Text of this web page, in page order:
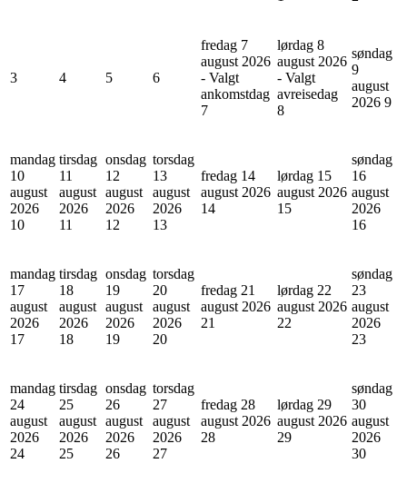
3 4 5 6
fredag 7
august 2026
- Valgt
ankomstdag
7
lørdag 8
august 2026
- Valgt
avreisedag
8
søndag
9
august
2026 9
mandag
10
august
2026
10
tirsdag
11
august
2026
11
onsdag
12
august
2026
12
torsdag
13
august
2026
13
fredag 14
august 2026
14
lørdag 15
august 2026
15
søndag
16
august
2026
16
mandag
17
august
2026
17
tirsdag
18
august
2026
18
onsdag
19
august
2026
19
torsdag
20
august
2026
20
fredag 21
august 2026
21
lørdag 22
august 2026
22
søndag
23
august
2026
23
mandag
24
august
2026
24
tirsdag
25
august
2026
25
onsdag
26
august
2026
26
torsdag
27
august
2026
27
fredag 28
august 2026
28
lørdag 29
august 2026
29
søndag
30
august
2026
30